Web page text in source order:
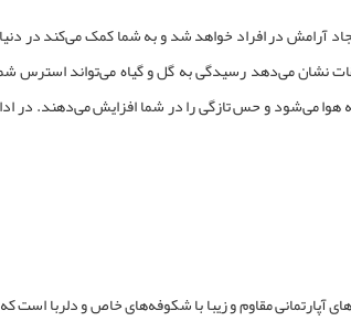
آرامش در افراد خواهد شد و به شما کمک می‌کند در
نشان می‌دهد رسیدگی به گل و گیاه می‌تواند
می‌شود و حس تازگی را در شما افزایش می‌دهند. در
آپارتمانی مقاوم و زیبابا شکوفه‌های خاص و دلربا است